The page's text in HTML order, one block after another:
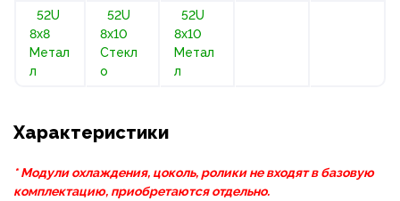
52U
8х8
Метал
л
52U
8х10
Стекл
о
52U
8х10
Метал
л
Характеристики
* Модули охлаждения, цоколь, ролики не входят в базовую
комплектацию, приобретаются отдельно.